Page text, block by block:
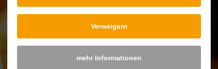
Pflege Gusseisernen Kochgeschirr
Verweigern
mehr Informationen